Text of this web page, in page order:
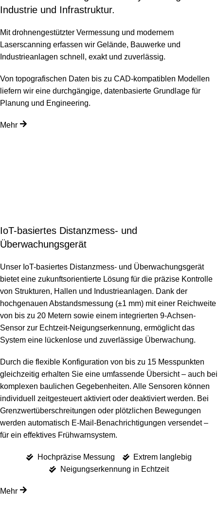
Industrie und Infrastruktur.
Mit drohnen­gestützter Vermessung und modernem
Laserscanning erfassen wir Gelände, Bauwerke und
Industrieanlagen schnell, exakt und zuverlässig.
Von topografischen Daten bis zu CAD-kompatiblen Modellen
liefern wir eine durchgängige, datenbasierte Grundlage für
Planung und Engineering.
Mehr
IoT-basiertes Distanzmess- und
Überwachungsgerät
Unser IoT-basiertes Distanzmess- und Überwachungsgerät
bietet eine zukunftsorientierte Lösung für die präzise Kontrolle
von Strukturen, Hallen und Industrieanlagen. Dank der
hochgenauen Abstandsmessung (±1 mm) mit einer Reichweite
von bis zu 20 Metern sowie einem integrierten 9-Achsen-
Sensor zur Echtzeit-Neigungserkennung, ermöglicht das
System eine lückenlose und zuverlässige Überwachung.
Durch die flexible Konfiguration von bis zu 15 Messpunkten
gleichzeitig erhalten Sie eine umfassende Übersicht – auch bei
komplexen baulichen Gegebenheiten. Alle Sensoren können
individuell zeitgesteuert aktiviert oder deaktiviert werden. Bei
Grenzwertüberschreitungen oder plötzlichen Bewegungen
werden automatisch E-Mail-Benachrichtigungen versendet –
für ein effektives Frühwarnsystem.
Hochpräzise Messung
Extrem langlebig
Neigungserkennung in Echtzeit
Mehr